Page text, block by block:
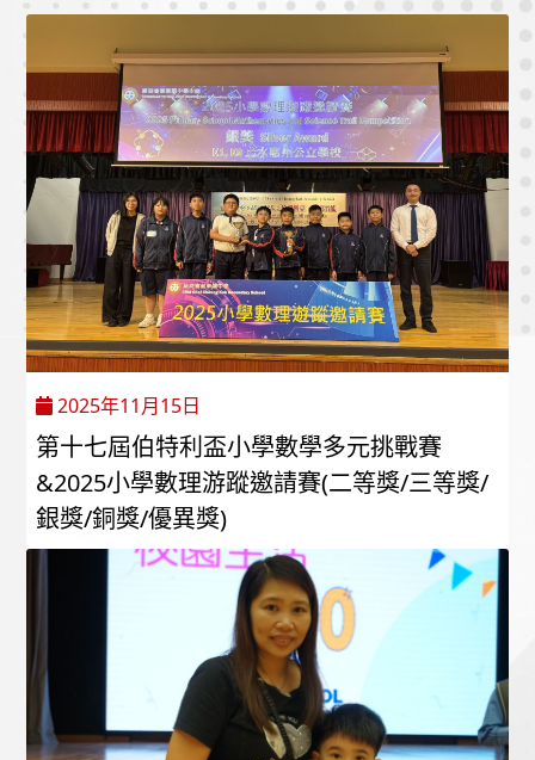
2025年11月15日
第十七屆伯特利盃小學數學多元挑戰賽
&2025小學數理游蹤邀請賽(二等獎/三等獎/
銀獎/銅獎/優異獎)